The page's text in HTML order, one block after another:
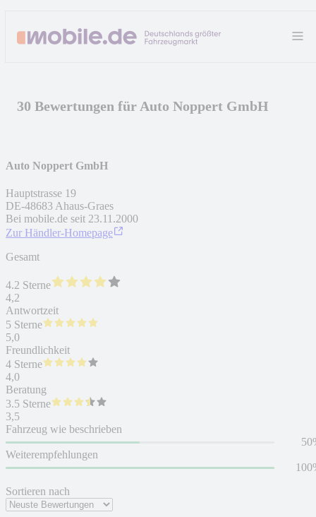
30 Bewertungen für Auto Noppert GmbH
Sortieren nach
Auto Noppert GmbH
Hauptstrasse 19
DE-48683 Ahaus-Graes
Bei mobile.de seit 23.11.2000
Zur Händler-Homepage
Gesamt
4.2 Sterne
4,2
Antwortzeit
5 Sterne
5,0
Freundlichkeit
4 Sterne
4,0
Beratung
3.5 Sterne
3,5
Fahrzeug wie beschrieben
Weiterempfehlungen